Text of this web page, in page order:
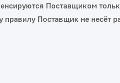
Поставщиком
Поставщик не несёт